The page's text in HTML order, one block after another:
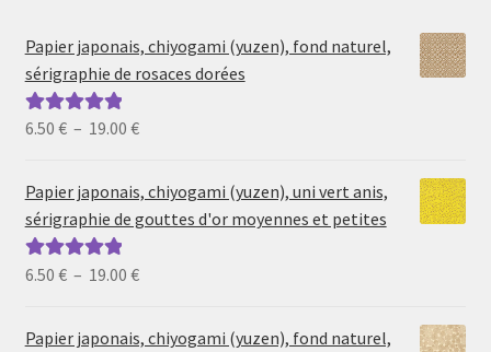
Papier japonais, chiyogami (yuzen), fond naturel,
sérigraphie de rosaces dorées
Note5.00sur
6.50 € – 19.00 €Plage
prix :
6.50 €
19.00 €
Papier japonais, chiyogami (yuzen), uni vert anis,
sérigraphie de gouttes d'or moyennes et petites
Note5.00sur
6.50 € – 19.00 €Plage
prix :
Papier japonais, chiyogami (yuzen), fond naturel,